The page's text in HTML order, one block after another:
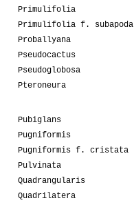
Primulifolia
Primulifolia f. subapoda
Proballyana
Pseudocactus
Pseudoglobosa
Pteroneura
Pubiglans
Pugniformis
Pugniformis f. cristata
Pulvinata
Quadrangularis
Quadrilatera